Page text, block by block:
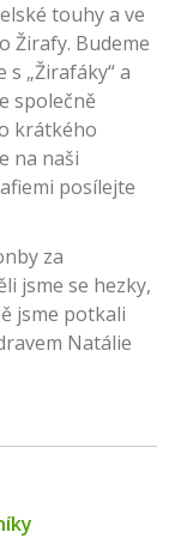
touhy a ve
Žirafy. Budeme
s „Žirafáky“ a
společně
krátkého
na naši
posílejte
za
jsme se hezky,
jsme potkali
Natálie